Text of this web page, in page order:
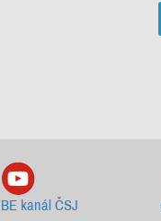
kanál ČSJ